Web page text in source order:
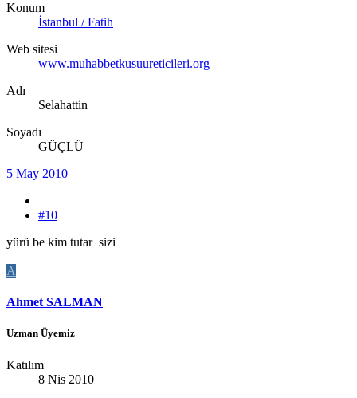
Konum
İstanbul / Fatih
Web sitesi
www.muhabbetkusuureticileri.org
Adı
Selahattin
Soyadı
GÜÇLÜ
5 May 2010
#10
yürü be kim tutar sizi
A
Ahmet SALMAN
Uzman Üyemiz
Katılım
8 Nis 2010